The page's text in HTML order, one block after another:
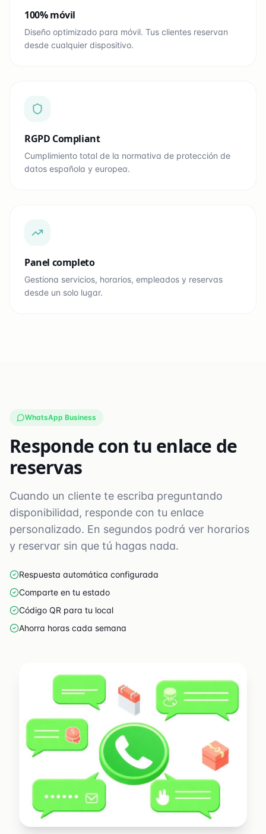
100% móvil
Diseño optimizado para móvil. Tus clientes reservan
desde cualquier dispositivo.
RGPD Compliant
Cumplimiento total de la normativa de protección de
datos española y europea.
Panel completo
Gestiona servicios, horarios, empleados y reservas
desde un solo lugar.
WhatsApp Business
Responde con tu enlace de
reservas
Cuando un cliente te escriba preguntando
disponibilidad, responde con tu enlace
personalizado. En segundos podrá ver horarios
y reservar sin que tú hagas nada.
Respuesta automática configurada
Comparte en tu estado
Código QR para tu local
Ahorra horas cada semana